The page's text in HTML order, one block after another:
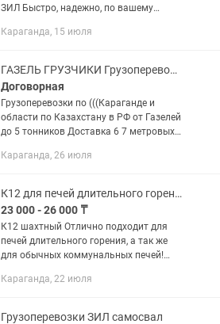
ЗИЛ Быстро, надежно, по вашему
Уголь, дрова (пиленные, колотые)
Караганда, 15 июля
ГАЗЕЛЬ ГРУЗЧИКИ Грузоперевозки РК РФ Переезды Доставка Перевозка Пианино
Договорная
Грузоперевозки по (((Караганде и
области по Казахстану в РФ от Газелей
до 5 тонников Доставка 6 7 метровых
стройматериалов бытовой техники
Караганда, 26 июля
К12 для печей длительного горения
23 000 - 26 000 ₸
К12 шахтный Отлично подходит для
печей длительного горения, а так же
для обычных коммунальных печей!
Доставка зил до 6 тонн! Есть орешек и
Караганда, 22 июля
Грузоперевозки ЗИЛ самосвал